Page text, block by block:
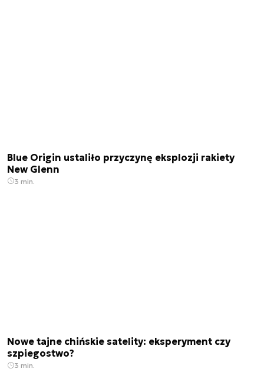
Blue Origin ustaliło przyczynę eksplozji rakiety
New Glenn
3 min.
Nowe tajne chińskie satelity: eksperyment czy
szpiegostwo?
3 min.